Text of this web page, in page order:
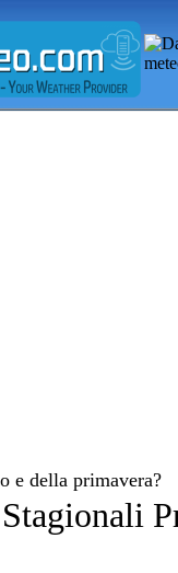
e della primavera?